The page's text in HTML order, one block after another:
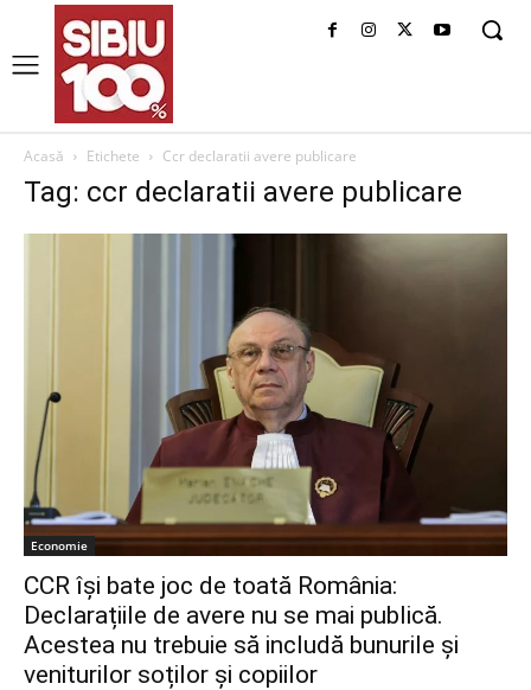
Acasă Etichete Ccr declaratii avere publicare
Tag: ccr declaratii avere publicare
Economie
CCR își bate joc de toată România:
Declarațiile de avere nu se mai publică.
Acestea nu trebuie să includă bunurile și
veniturilor soților și copiilor